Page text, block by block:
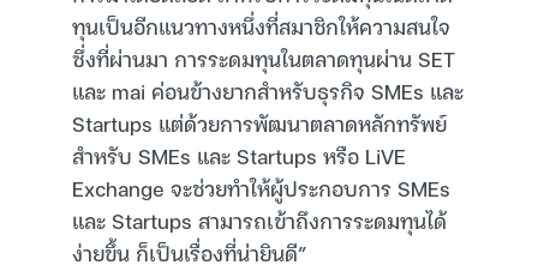
ทุนเป็นอีกแนวทางหนึ่งที่สมาชิกให้ความสนใจ
ซึ่งที่ผ่านมา การระดมทุนในตลาดทุนผ่าน SET
และ mai ค่อนข้างยากสำหรับธุรกิจ SMEs และ
Startups แต่ด้วยการพัฒนาตลาดหลักทรัพย์
สำหรับ SMEs และ Startups หรือ LiVE
Exchange จะช่วยทำให้ผู้ประกอบการ SMEs
และ Startups สามารถเข้าถึงการระดมทุนได้
ง่ายขึ้น ก็เป็นเรื่องที่น่ายินดี”